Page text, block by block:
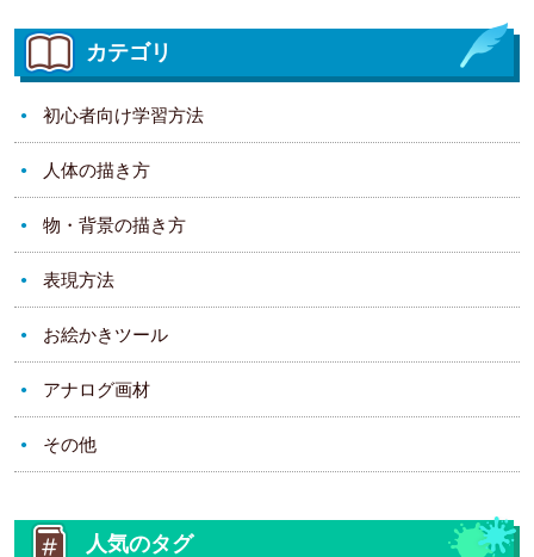
カテゴリ
初心者向け学習方法
人体の描き方
物・背景の描き方
表現方法
お絵かきツール
アナログ画材
その他
人気のタグ